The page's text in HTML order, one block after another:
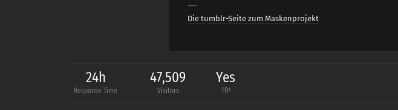
---
Die tumblr-Seite zum Maskenprojekt
24h
Response Time
47,509
Visitors
Yes
TfP